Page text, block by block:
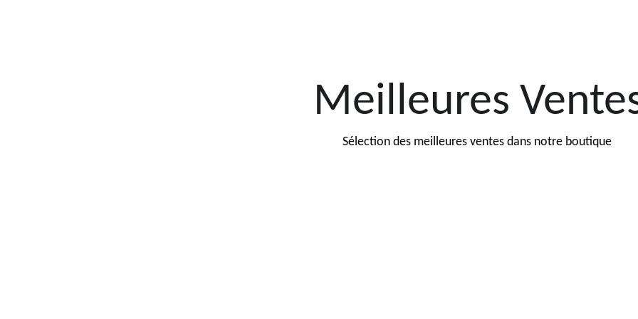
Meilleures
Sélection des meilleures ventes dans notre boutique